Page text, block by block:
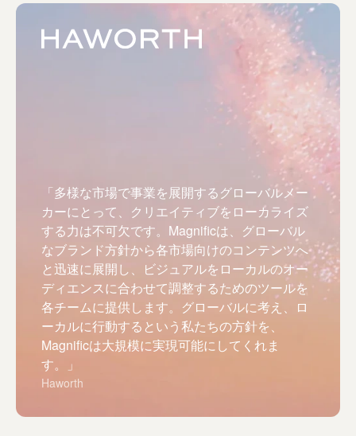
「多様な市場で事業を展開するグローバルメー
カーにとって、クリエイティブをローカライズ
する力は不可欠です。Magnificは、グローバル
なブランド方針から各市場向けのコンテンツへ
と迅速に展開し、ビジュアルをローカルのオー
ディエンスに合わせて調整するためのツールを
各チームに提供します。グローバルに考え、ロ
ーカルに行動するという私たちの方針を、
Magnificは大規模に実現可能にしてくれま
す。」
Haworth